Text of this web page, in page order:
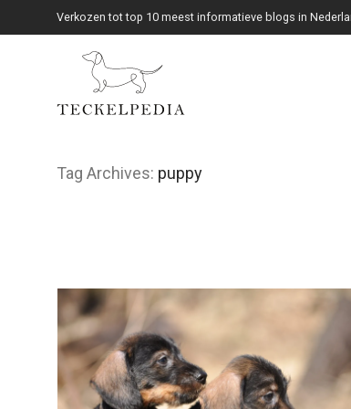
Verkozen tot top 10 meest informatieve blogs in
Tag Archives: puppy